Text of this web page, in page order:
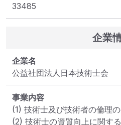
33485
企業
企業名
公益社団法人日本技術士会
事業内容
(1) 技術士及び技術者の倫理
(2) 技術士の資質向上に関す